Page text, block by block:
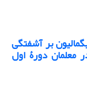
بر آشفتگی
معلمان دورۀ اول